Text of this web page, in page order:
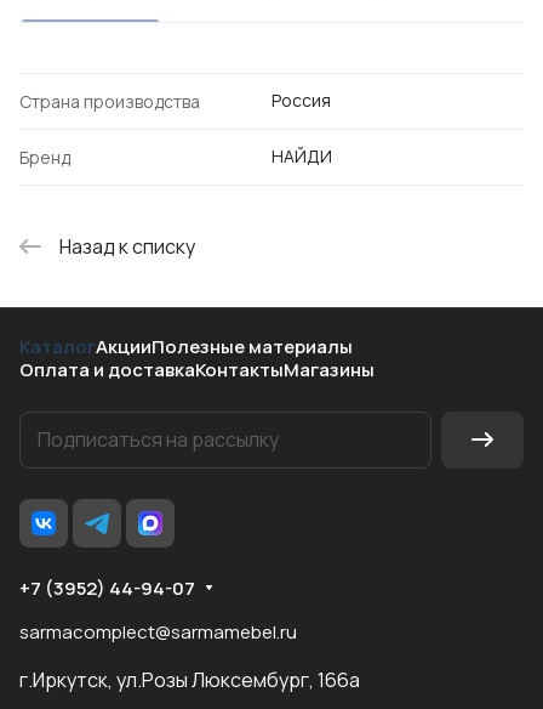
Страна производства Россия
Бренд НАЙДИ
Назад к списку
КаталогАкцииПолезные материалы
Оплата и доставкаКонтактыМагазины
+7 (3952) 44-94-07
sarmacomplect@sarmamebel.ru
г.Иркутск, ул.Розы Люксембург, 166а